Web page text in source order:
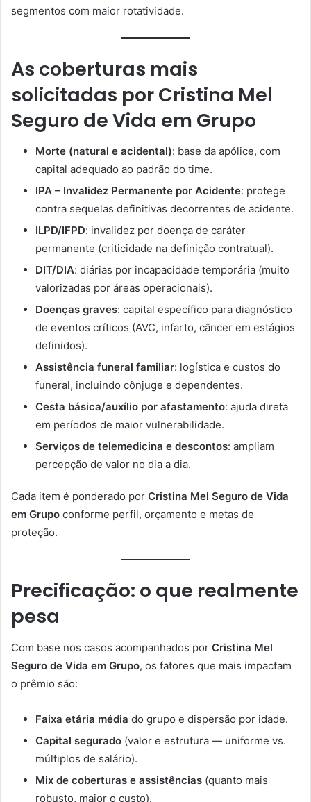
segmentos com maior rotatividade.
As coberturas mais
solicitadas porCristina Mel
Seguro de Vida em Grupo
Morte (natural e acidental): base da apólice, com
capital adequado ao padrão do time.
IPA – Invalidez Permanente por Acidente: protege
contra sequelas definitivas decorrentes de acidente.
ILPD/IFPD: invalidez por doença de caráter
permanente (criticidade na definição contratual).
DIT/DIA: diárias por incapacidade temporária (muito
valorizadas por áreas operacionais).
Doenças graves: capital específico para diagnóstico
de eventos críticos (AVC, infarto, câncer em estágios
definidos).
Assistência funeral familiar: logística e custos do
funeral, incluindo cônjuge e dependentes.
Cesta básica/auxílio por afastamento: ajuda direta
em períodos de maior vulnerabilidade.
Serviços de telemedicina e descontos: ampliam
percepção de valor no dia a dia.
Cada item é ponderado por Cristina Mel Seguro de Vida
em Grupo conforme perfil, orçamento e metas de
proteção.
Precificação: o que realmente
pesa
Com base nos casos acompanhados por Cristina Mel
Seguro de Vida em Grupo, os fatores que mais impactam
o prêmio são:
Faixa etária média do grupo e dispersão por idade.
Capital segurado (valor e estrutura — uniforme vs.
múltiplos de salário).
Mix de coberturas e assistências (quanto mais
robusto, maior o custo).